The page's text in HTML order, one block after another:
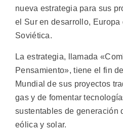
nueva estrategia para sus
el Sur en desarrollo,
Soviética.
La estrategia, llamada
Pensamiento», tiene el fin
Mundial de sus proyectos
gas y de fomentar
sustentables de generación
eólica y solar.